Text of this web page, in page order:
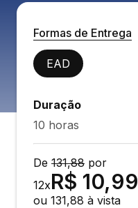
Formas de Entrega
EAD
Duração
10 horas
De 131,88 por
12xR$ 10,99
ou 131,88 à vista